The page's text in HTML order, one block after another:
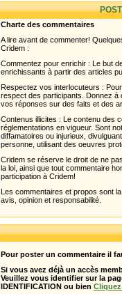
Charte des commentaires
A lire avant de commenter!
Cridem :
Commentez pour enrichir : Le but
enrichissants à partir des articles
Respectez vos interlocuteurs :
respect des participants. Donnez
vos réponses sur des faits et des
Contenus illicites : Le contenu des
réglementations en vigueur. Sont
diffamatoires ou injurieux,
personne, utilisant des oeuvres
Cridem se réserve le droit de ne
la loi, ainsi que tout commentaire
participation à Cridem!
Les commentaires et propos sont
avis, opinion et responsabilité.
Pour poster un commentaire il
Si vous avez déjà un accès
Veuillez vous identifier sur la
IDENTIFICATION ou bien Cliquez